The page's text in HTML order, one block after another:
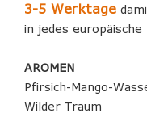
3-5 Werktage
in jedes europäische
AROMEN
Pfirsich-Mango-
Wilder Traum